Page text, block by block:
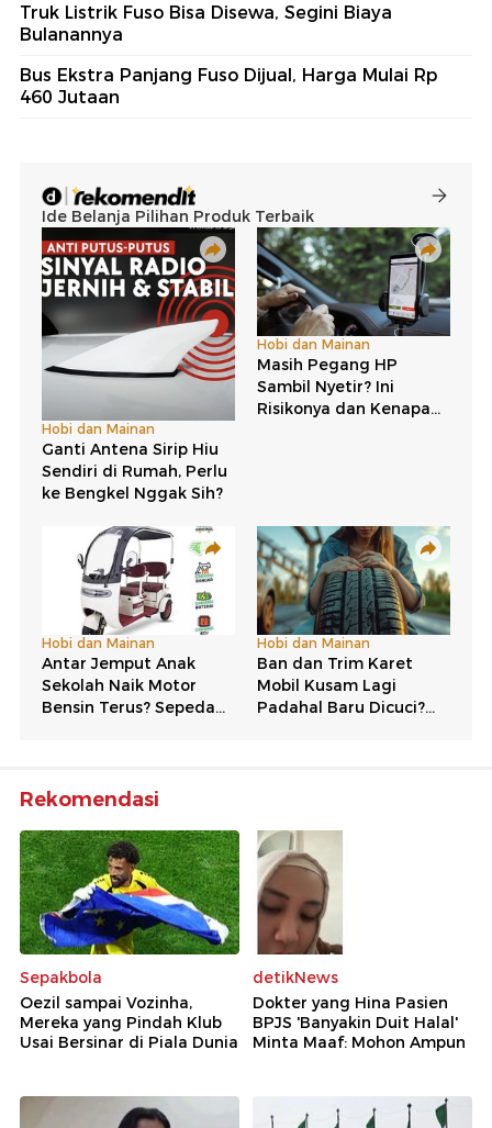
Truk Listrik Fuso Bisa Disewa, Segini Biaya
Bulanannya
Bus Ekstra Panjang Fuso Dijual, Harga Mulai Rp
460 Jutaan
Rekomendasi
Sepakbola
Oezil sampai Vozinha,
Mereka yang Pindah Klub
Usai Bersinar di Piala Dunia
detikNews
Dokter yang Hina Pasien
BPJS 'Banyakin Duit Halal'
Minta Maaf: Mohon Ampun